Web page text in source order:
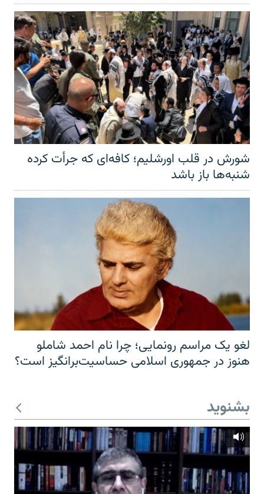
شورش در قلب اورشلیم؛ کافه‌ای که جرأت کرده
شنبه‌ها باز باشد
لغو یک مراسم رونمایی؛ چرا نام احمد شاملو
هنوز در جمهوری اسلامی حساسیت‌برانگیز است؟
بشنوید